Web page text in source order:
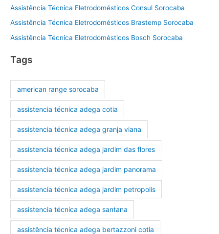
Assistência Técnica Eletrodomésticos Consul Sorocaba
Assistência Técnica Eletrodomésticos Brastemp Sorocaba
Assistência Técnica Eletrodomésticos Bosch Sorocaba
Tags
american range sorocaba
assistencia técnica adega cotia
assistencia técnica adega granja viana
assistencia técnica adega jardim das flores
assistencia técnica adega jardim panorama
assistencia técnica adega jardim petropolis
assistencia técnica adega santana
assistência técnica adega bertazzoni cotia